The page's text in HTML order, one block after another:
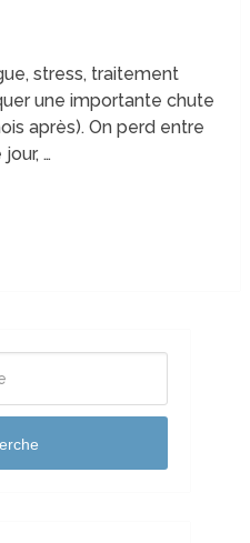
stress, traitement
une importante chute
après). On perd entre
…